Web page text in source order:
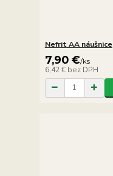
Nefrit AA náušnice
7,90 €/ks
6,42 € bez DPH